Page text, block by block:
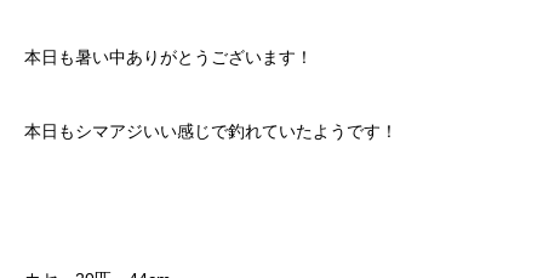
本日も暑い中ありがとうございます！
本日もシマアジいい感じで釣れていたようです！